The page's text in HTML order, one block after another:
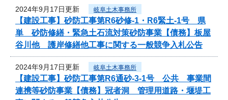
2024年9月17日更新 岐阜土木事務所
【建設工事】砂防工事第R6砂修-1・R6緊土-1号 県
単 砂防修繕・緊急土石流対策砂防事業【債務】板屋
谷川他 護岸修繕他工事に関する一般競争入札公告
2024年9月17日更新 岐阜土木事務所
【建設工事】砂防工事第R6通砂-3-1号 公共 事業間
連携等砂防事業【債務】冠者洞 管理用道路・堰堤工